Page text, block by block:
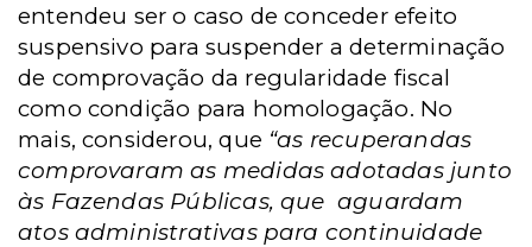
entendeu ser o caso de conceder efeito
suspensivo para suspender a determinação
de comprovação da regularidade fiscal
como condição para homologação. No
mais,considerou, que “as recuperandas
comprovaram as medidas adotadas junto
às Fazendas Públicas, que aguardam
atos administrativas para continuidade